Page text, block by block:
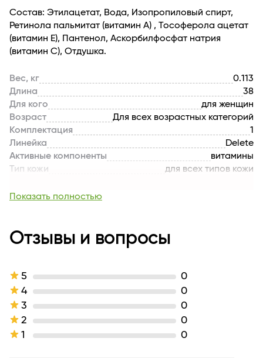
Состав: Этилацетат, Вода, Изопропиловый спирт,
Ретинола пальмитат (витамин А) , Тософерола ацетат
(витамин Е), Пантенол, Аскорбилфосфат натрия
(витамин С), Отдушка.
Вес, кг
0.113
Длина
38
Для кого
для женщин
Возраст
Для всех возрастных категорий
Комплектация
1
Линейка
Delete
Активные компоненты
витамины
Тип кожи
для всех типов кожи
Текстура
Показать полностью
Отзывы и вопросы
5
0
4
0
3
0
2
0
1
0